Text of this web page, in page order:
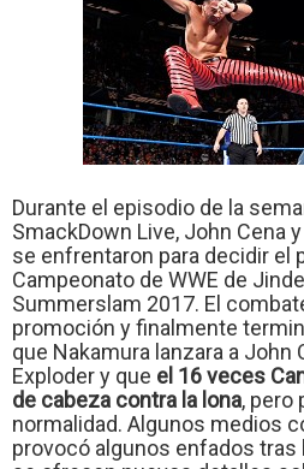
Durante el episodio de la
SmackDown Live, John Cena
se enfrentaron para decidir el
Campeonato de WWE de
Summerslam 2017. El
promoción y finalmente
que Nakamura lanzara a John
Exploder y que el 16 veces
de cabeza contra la lona, pero
normalidad. Algunos medios
provocó algunos enfados tras